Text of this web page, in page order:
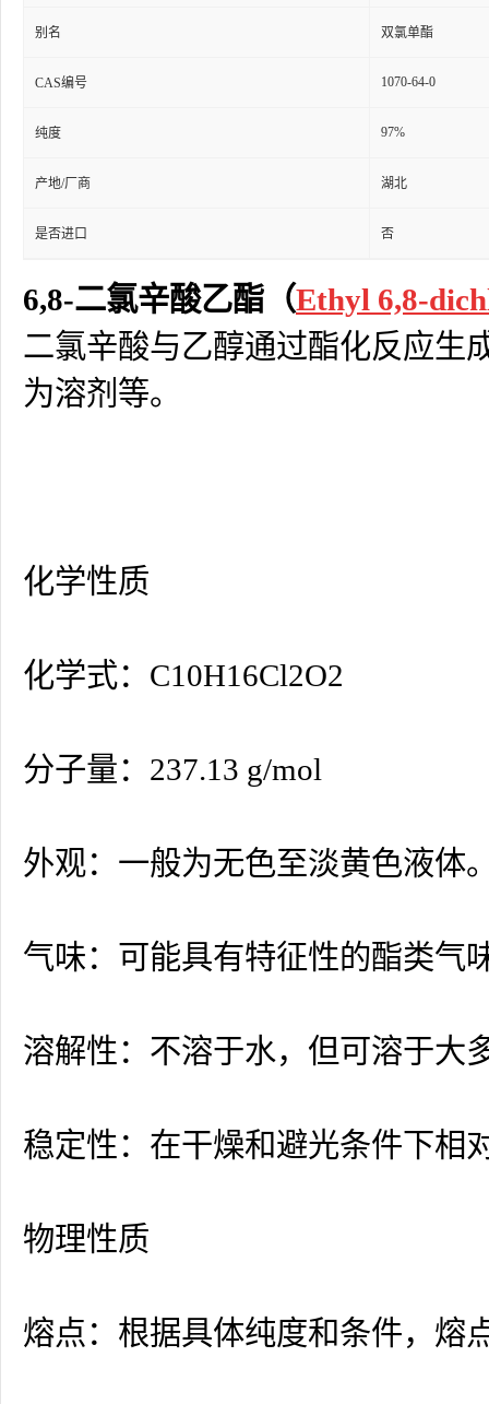
别名 双氯单酯
CAS编号 1070-64-0
纯度 97%
产地/厂商 湖北
是否进口 否
6,8-二氯辛酸乙酯（Ethyl 6,8-
二氯辛酸与乙醇通过酯化反应生
为溶剂等。
化学性质
化学式：C10H16Cl2O2
分子量：237.13 g/mol
外观：一般为无色至淡黄色液体
气味：可能具有特征性的酯类气
溶解性：不溶于水，但可溶于大
稳定性：在干燥和避光条件下相
物理性质
熔点：根据具体纯度和条件，熔